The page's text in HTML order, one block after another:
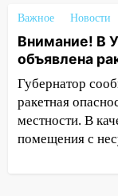
опасный
знак 5
23:27
капремонт
22:33
Важное Новости
Внимание! В
объявлена
Губернатор
ракетная
местности. В
помещения с